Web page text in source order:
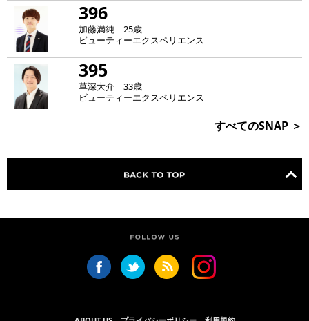
396
加藤満純 25歳
ビューティーエクスペリエンス
395
草深大介 33歳
ビューティーエクスペリエンス
すべてのSNAP ＞